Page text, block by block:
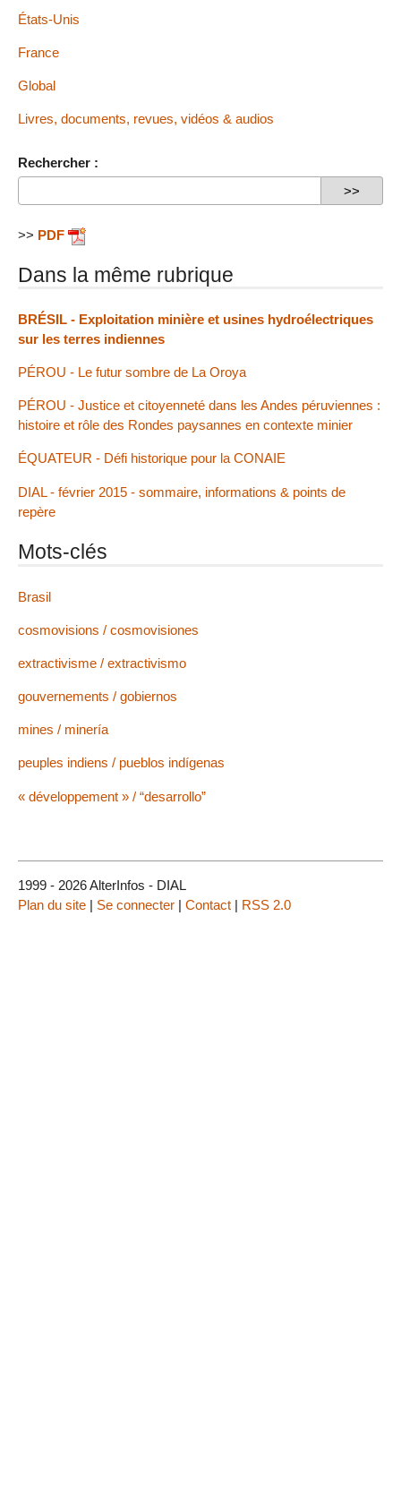
États-Unis
France
Global
Livres, documents, revues, vidéos & audios
Rechercher :
>> PDF
Dans la même rubrique
BRÉSIL - Exploitation minière et usines hydroélectriques
sur les terres indiennes
PÉROU - Le futur sombre de La Oroya
PÉROU - Justice et citoyenneté dans les Andes péruviennes :
histoire et rôle des Rondes paysannes en contexte minier
ÉQUATEUR - Défi historique pour la CONAIE
DIAL - février 2015 - sommaire, informations & points de
repère
Mots-clés
Brasil
cosmovisions / cosmovisiones
extractivisme / extractivismo
gouvernements / gobiernos
mines / minería
peuples indiens / pueblos indígenas
« développement » / “desarrollo”
1999 - 2026 AlterInfos - DIAL
Plan du site | Se connecter | Contact | RSS 2.0